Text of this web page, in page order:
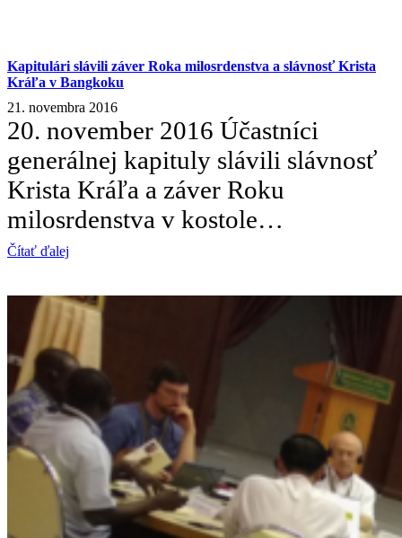
Kapitulári slávili záver Roka milosrdenstva a slávnosť Krista
Kráľa v Bangkoku
21. novembra 2016
20. november 2016 Účastníci
generálnej kapituly slávili slávnosť
Krista Kráľa a záver Roku
milosrdenstva v kostole…
Čítať ďalej